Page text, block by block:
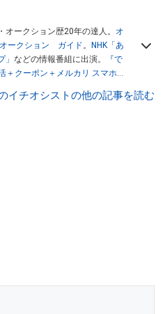
ークション歴20年の達人。 オ
ークション ガイド。
NHK「あ
などの情報番組に出演。
『で
＋クーポン＋メルカリ スマホで
！』（翔泳社刊） ほか著書多
イチオシストの他の記事を読む